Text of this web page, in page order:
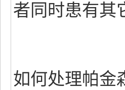
者同时患有其
如何处理帕金